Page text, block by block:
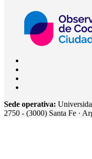
Sede operativa:
2750 - (3000) Santa Fe ·